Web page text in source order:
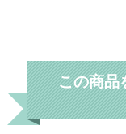
この商品